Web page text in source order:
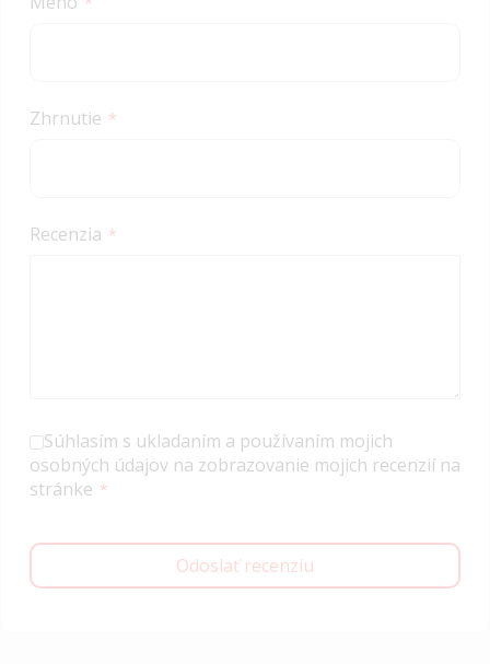
Zhrnutie
Recenzia
Súhlasím s ukladaním a používaním mojich
osobných údajov na zobrazovanie mojich recenzií na
stránke
Odoslať recenziu